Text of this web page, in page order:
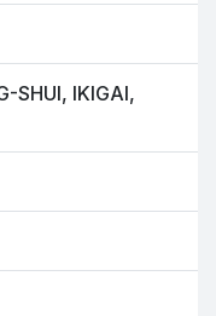
SHUI, IKIGAI,